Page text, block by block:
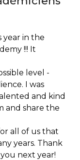
year in the
!!! It
level -
I was
and kind
and share the
all of us that
years. Thank
next year!